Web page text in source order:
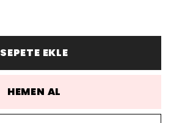
SEPETE EKLE
HEMEN AL